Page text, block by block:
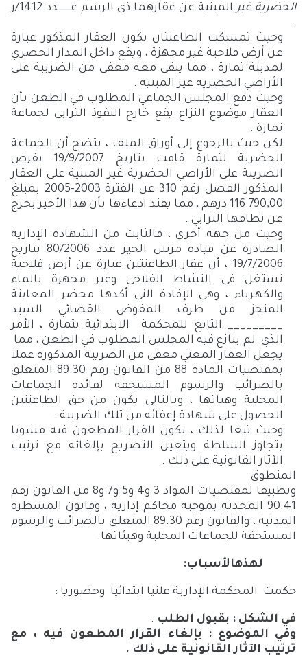
الحضرية غير
المبنية عن عقارهما ذي الرسم عـــــــــدد 1412/ر
.
وحيث تمسكت الطاعنتان بكون العقار المذكور عبارة
عن أرض فلاحية غير مجهزة ، ويقع داخل المدار الحضري
لمدينة تمارة ، مما يبقى معه معفى من الضريبة على
الأراضي الحضرية غير المبنية .
وحيث دفع المجلس الجماعي المطلوب في الطعن بأن
العقار موضوع النزاع يقع خارج النفوذ الترابي لجماعة
تمارة .
لكن حيث بالرجوع إلى أوراق الملف ، يتضح أن الجماعة
الحضرية لتمارة قامت بتاريخ 19/9/2007 بفرض
الضريبة على الأراضي الحضرية غير المبنية على العقار
المذكور الفصل رقم 310 عن الفترة 2003-2005 بمبلغ
116.790,00 درهم ، مما يفند ادعاءها بأن هذا الأخير يخرج
عن نطاقها الترابي .
وحيث من جهة أخرى ، فالثابت من الشهادة الإدارية
الصادرة عن قيادة مرس الخير عدد 80/2006 بتاريخ
19/7/2006 ، أن عقار الطاعنتين عبارة عن أرض فلاحية
تستغل في النشاط الفلاحي وغير مجهزة بالماء
والكهرباء ، وهي الإفادة التي أكدها محضر المعاينة
المنجز من طرف المفوض القضائي السيد
_________
التابع للمحكمة الابتدائية بتمارة ، الأمر
الذي لم ينازع فيه المجلس المطلوب في الطعن ، مما
يجعل العقار المعني معفى من الضريبة المذكورة عملا
بمقتضيات المادة 88 من القانون رقم 89.30 المتعلق
بالضرائب والرسوم المستحقة لفائدة الجماعات
المحلية وهيآتها ، وبالتالي يكون من حق الطاعنتين
الحصول على شهادة إعفائه من تلك الضريبة .
وحيث تبعا لذلك ، يكون القرار المطعون فيه مشوبا
بتجاوز السلطة ويتعين التصريح بإلغائه مع ترتيب
الآثار القانونية على ذلك .
المنطوق
وتطبيقا لمقتضيات المواد 3 و4 و5 و7 و8 من القانون رقم
90.41 المحدثة بموجبه محاكم إدارية ، وقانون المسطرة
المدنية ، والقانون رقم 89.30 المتعلق بالضرائب والرسوم
المستحقة للجماعات المحلية وهيئاتها.
لهذهالأسباب:
حكمت المحكمة الإدارية علنيا ابتدائيا وحضوريا :
في الشكل : بقبول الطلب .
وفي الموضوع
: بإلغاء القرار المطعون فيه ، مع
ترتيب الآثار القانونية على ذلك .